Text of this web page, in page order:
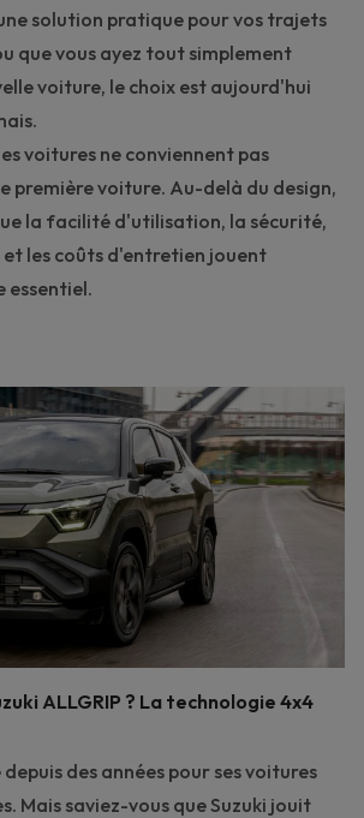
solution pratique pour vos trajets
que vous ayez tout simplement
voiture, le choix est aujourd'hui
voitures ne conviennent pas
première voiture. Au-delà du design,
la facilité d'utilisation, la sécurité,
les coûts d'entretien jouent
essentiel.
ALLGRIP ? La technologie 4x4
des années pour ses voitures
Mais saviez-vous que Suzuki jouit